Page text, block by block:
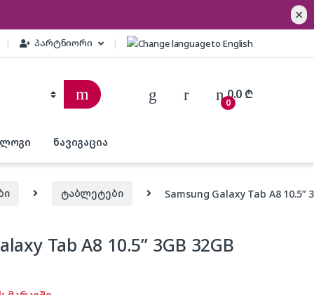
✕
პარტნიორი
0
0.0 ₾
ნავიგაცია
ტაბლეტები Samsung Galaxy Tab A8 10.5”
Tab A8 10.5” 3GB 32GB